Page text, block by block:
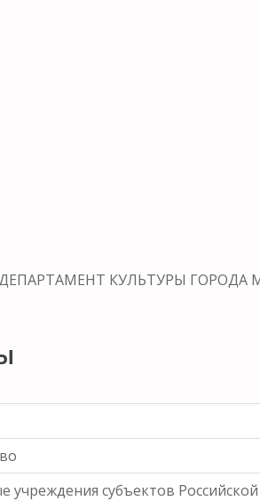
ДЕПАРТАМЕНТ КУЛЬТУРЫ ГОРОДА
учреждения субъектов